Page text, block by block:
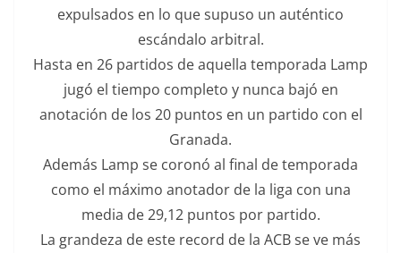
expulsados en lo que supuso un auténtico
escándalo arbitral.
Hasta en 26 partidos de aquella temporada Lamp
jugó el tiempo completo y nunca bajó en
anotación de los 20 puntos en un partido con el
Granada.
Además Lamp se coronó al final de temporada
como el máximo anotador de la liga con una
media de 29,12 puntos por partido.
La grandeza de este record de la ACB se ve más